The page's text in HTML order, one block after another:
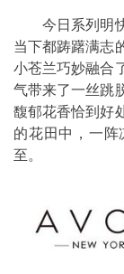
今日系列明快
当下都踌躇满志
小苍兰巧妙融合
气带来了一丝跳
馥郁花香恰到好
的花田中，一
至。